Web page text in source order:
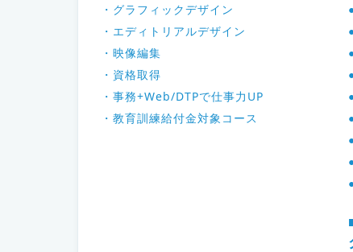
・グラフィックデザイン
・エディトリアルデザイン
・映像編集
・資格取得
・事務+Web/DTPで仕事力UP
・教育訓練給付金対象コース